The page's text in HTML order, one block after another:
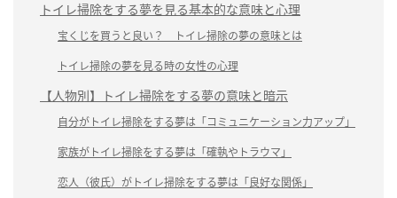
トイレ掃除をする夢を見る基本的な意味と心理
宝くじを買うと良い？ トイレ掃除の夢の意味とは
トイレ掃除の夢を見る時の女性の心理
【人物別】トイレ掃除をする夢の意味と暗示
自分がトイレ掃除をする夢は「コミュニケーション力アップ」
家族がトイレ掃除をする夢は「確執やトラウマ」
恋人（彼氏）がトイレ掃除をする夢は「良好な関係」